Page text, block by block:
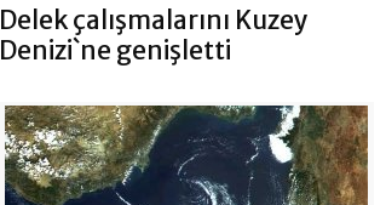
Delek çalışmalarını Kuzey
Denizi`ne genişletti